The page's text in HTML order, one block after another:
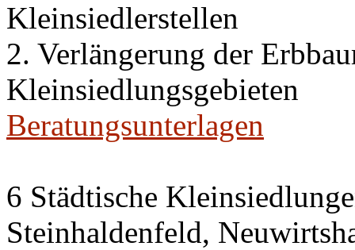
Kleinsiedlerstellen
2. Verlängerung der
Kleinsiedlungsgebieten
Beratungsunterlagen
6 Städtische
Steinhaldenfeld,